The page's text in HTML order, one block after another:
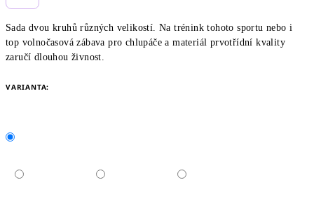
Sada dvou kruhů různých velikostí. Na trénink tohoto sportu nebo i
top volnočasová zábava pro chlupáče a materiál prvotřídní kvality
zaručí dlouhou živnost.
VARIANTA: